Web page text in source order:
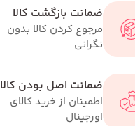
ضمانت بازگشت کالا
مرجوع کردن کالا بدون
نگرانی
ضمانت اصل بودن کالا
اطمینان از خرید کالای
اورجینال